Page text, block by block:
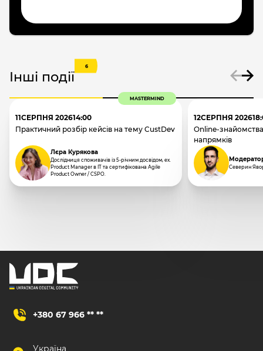
Інші події
6
MASTERMIND
11СЕРПНЯ 202614:00
Практичний розбір кейсів на тему CustDev
Лєра Курякова
Дослідниця споживачів із 5-річним досвідом, ex.
Product Manager в IT та сертифікована Agile
Product Owner / CSPO.
12СЕРПНЯ 2026
Online-
напрямків
Северин
+380 67 966 ** **
Україна